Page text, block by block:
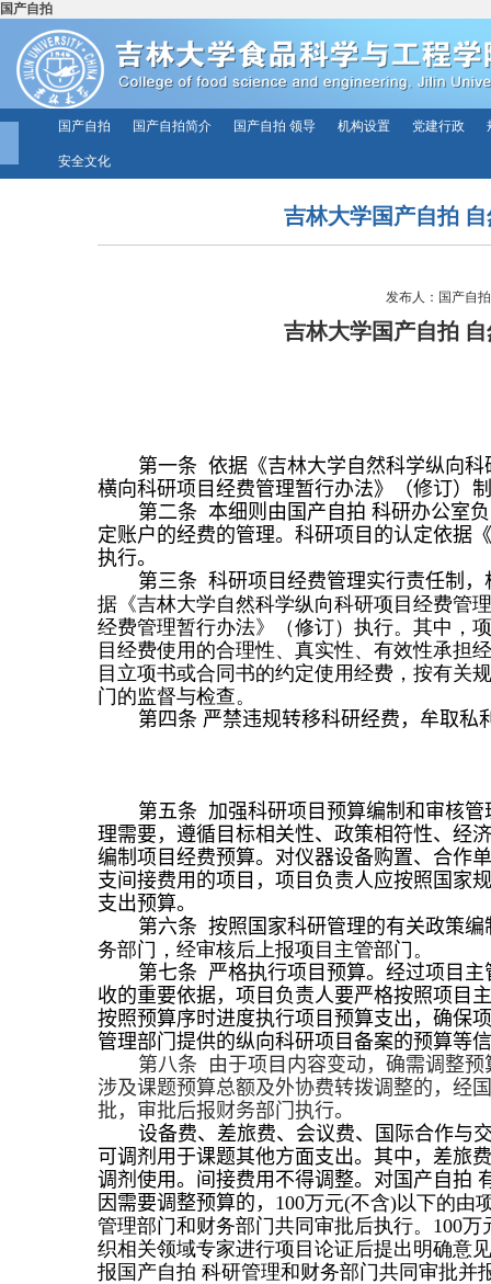
国产自拍
国产自拍 国产自拍简介 国产自拍 领导 机构设置 党建行政
安全文化
吉林大学国产自拍
发布人：国产自
吉林大学国产自拍
第一条依据 《吉林大学自然科学纵向科
横向科研项目经费管理暂行办法》（修订）
第二条 本细则由国产自拍 科研办公室
定账户的经费的管理。 科研项目的认定依据
执行。
第三条 科研项目经费管理实行责任制，
据《吉林大学自然科学纵向科研项目经费管理
经费管理暂行办法》（修订）执行。其中，
目经费使用的合理性、真实性、 有效性承担
目立项书或合同书的约定使用经费，按有关
门的监督与检查。
第四条 严禁违规转移科研经费，牟取私
第五条 加强科研项目预算编制和审核
理需要，遵循目标相关性、政策相符性、 经
编制项目经费预算。对仪器设备购置、合作
支间接费用的项目，项目负责人应按照国家
支出预算。
第六条 按照国家科研管理的有关政策编
务部门，经审核后上报项目主管部门。
第七条 严格执行项目预算。经过项目
收的重要依据，项目负责人要严格按照项目
按照预算序时进度执行项目预算支出，确保
管理部门提供的纵向科研项目备案的预算等
第八条 由于项目内容变动，确需调整
涉及课题预算总额及外协费转拨调整的，经
批，审批后报财务部门执行。
设备费、差旅费、会议费、国际合作与
可调剂用于课题其他方面支出。其中，差旅
调剂使用。间接费用不得调整。对国产自拍
因需要调整预算的， 100万元(不含)以下的由
管理部门和财务部门共同审批后执行。 100万
织相关领域专家进行项目论证后提出明确意
报国产自拍 科研管理和财务部门共同审批并